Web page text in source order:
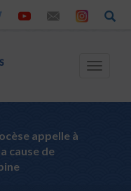
Toggle
appelle à
cause de